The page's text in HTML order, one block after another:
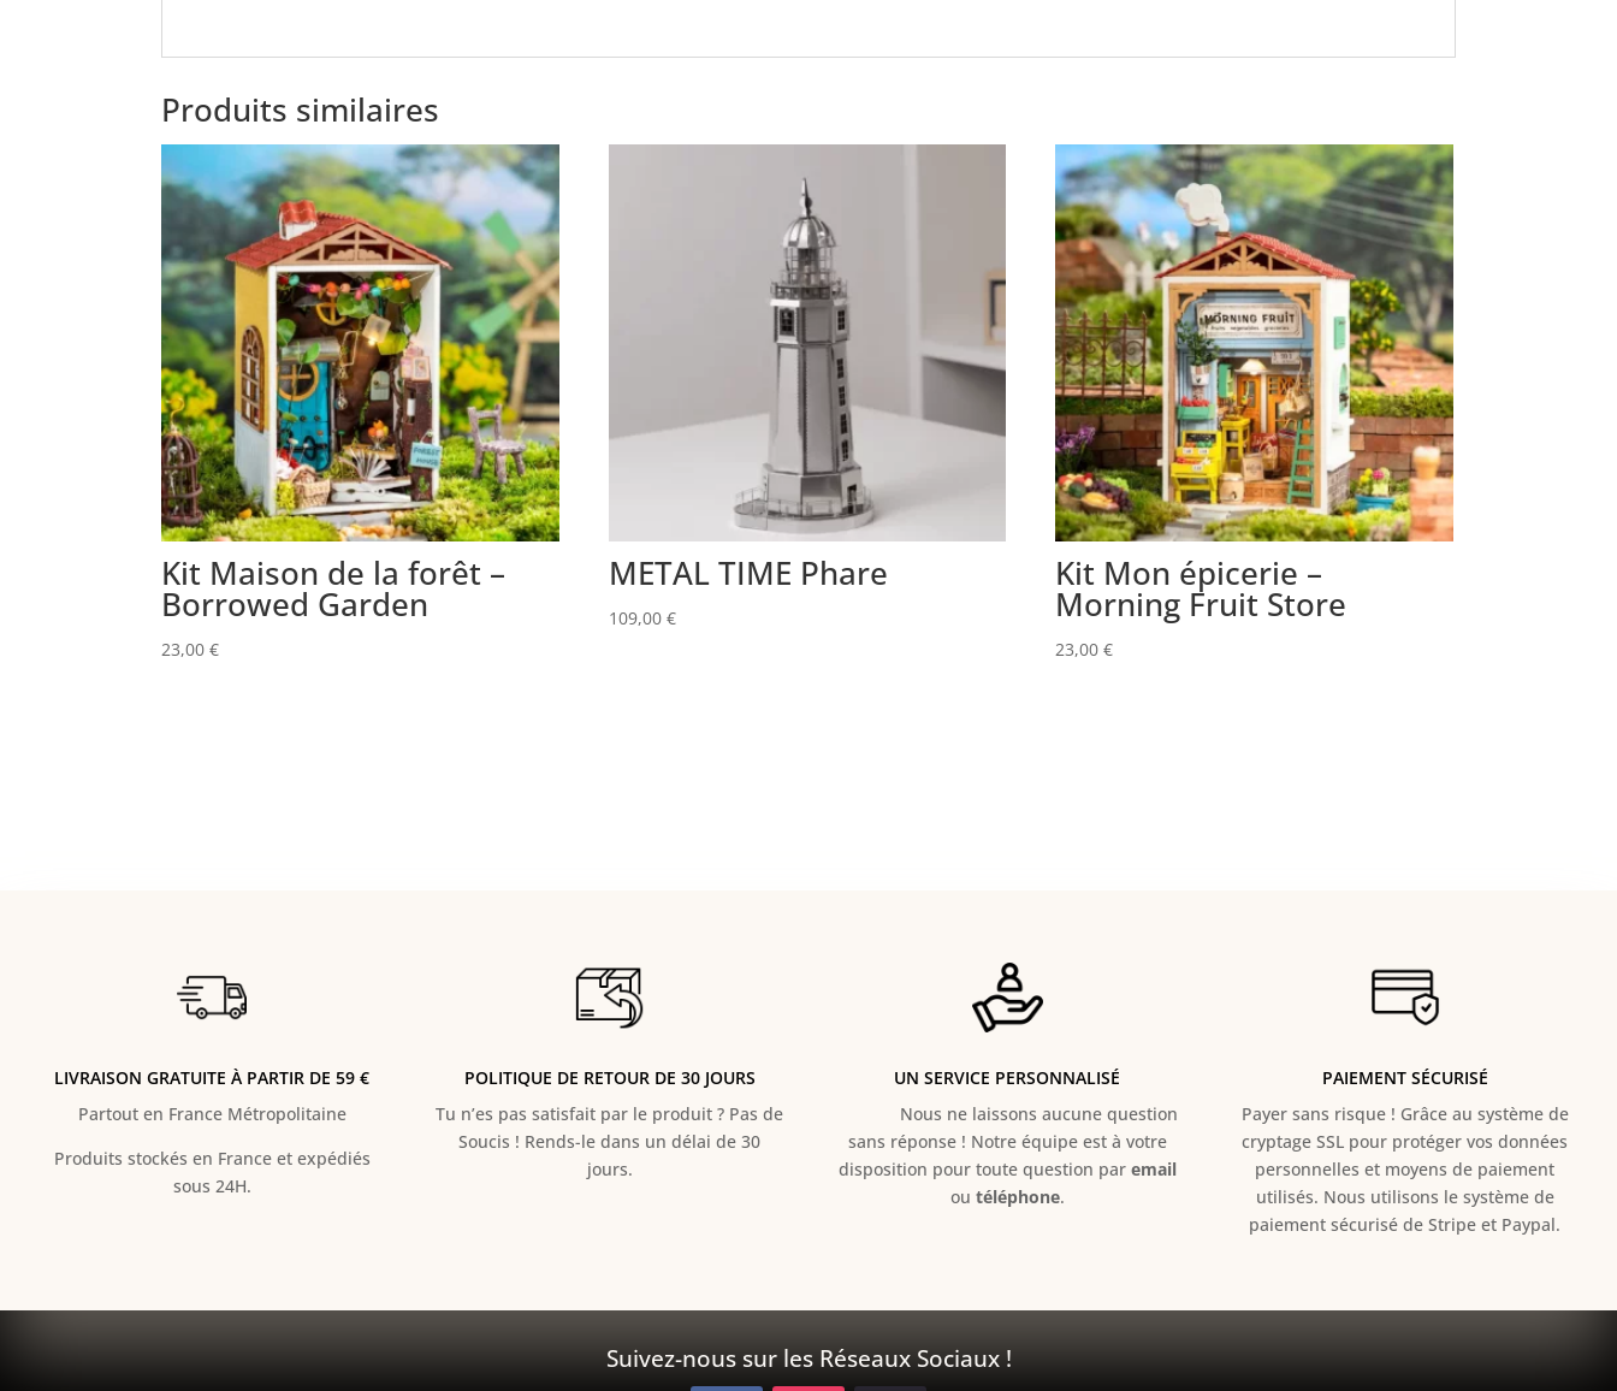
Produits similaires
Kit Maison de la forêt –
Borrowed Garden
23,00€
METAL TIME Phare
109,00 €
Kit Mon épicerie –
Morning Fruit Store
23,00€
LIVRAISON GRATUITE À PARTIR DE 59 €
Partout en France Métropolitaine
Produits stockés en France et expédiés
sous 24H.
POLITIQUE DE RETOUR DE 30 JOURS
Tu n’es pas satisfait par le produit ? Pas de
Soucis ! Rends-le dans un délai de 30
jours.
UN SERVICE PERSONNALISÉ
Nous ne laissons aucune question
sans réponse ! Notre équipe est à votre
disposition pour toute question par email
ou téléphone.
PAIEMENT SÉCURISÉ
Payer sans risque ! Grâce au système de
cryptage SSL pour protéger vos données
personnelles et moyens de paiement
utilisés. Nous utilisons le système de
paiement sécurisé de Stripe et Paypal.
Suivez-nous sur les Réseaux Sociaux !